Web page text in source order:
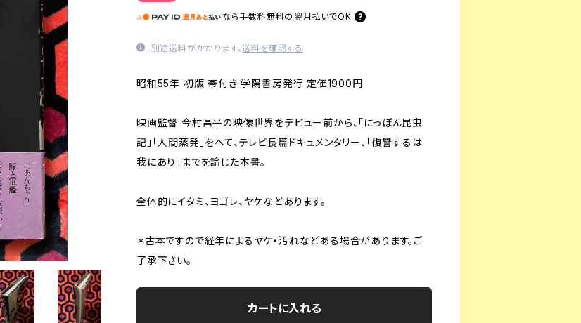
なら 手数料無料の 翌月払いでOK
別途送料がかかります。送料を確認する
昭和55年 初版 帯付き 学陽書房発行 定価1900円
映画監督 今村昌平の映像世界をデビュー前から、「にっぽん昆虫
記」「人間蒸発」をへて、テレビ長篇ドキュメンタリー、「復讐するは
我にあり」までを論じた本書。
全体的にイタミ、ヨゴレ、ヤケなどあります。
＊古本ですので経年によるヤケ・汚れなどある場合があります。ご
了承下さい。
カートに入れる